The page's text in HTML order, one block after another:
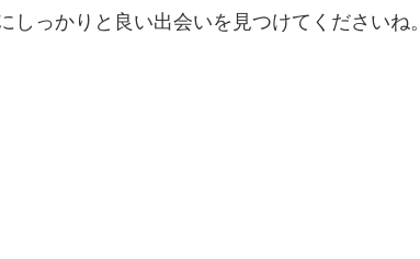
っかりと良い出会いを見つけてくださいね。